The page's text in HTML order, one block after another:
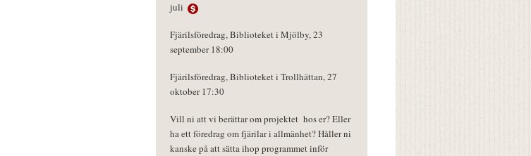
juli
Fjärilsföredrag, Biblioteket i Mjölby, 23
september 18:00
Fjärilsföredrag, Biblioteket i Trollhättan, 27
oktober 17:30
Vill ni att vi berättar om projektet hos er? Eller
ha ett föredrag om fjärilar i allmänhet? Håller ni
kanske på att sätta ihop programmet inför